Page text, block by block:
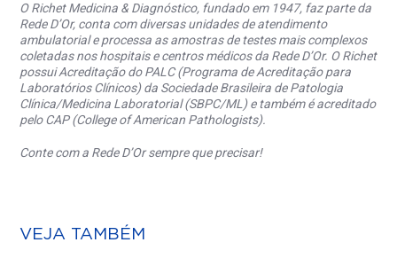
O Richet Medicina & Diagnóstico, fundado em 1947, faz parte da
Rede D’Or, conta com diversas unidades de atendimento
ambulatorial e processa as amostras de testes mais complexos
coletadas nos hospitais e centros médicos da Rede D’Or. O Richet
possui Acreditação do PALC (Programa de Acreditação para
Laboratórios Clínicos) da Sociedade Brasileira de Patologia
Clínica/Medicina Laboratorial (SBPC/ML) e também é acreditado
pelo CAP (College of American Pathologists).
Conte com a Rede D’Or sempre que precisar!
VEJA TAMBÉM